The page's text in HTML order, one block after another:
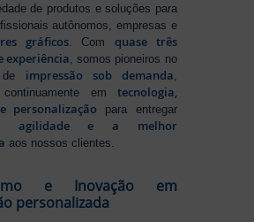
de produtos e soluções para
autônomos, empresas e
gráficos. Comquase três
experiência , somos pioneiros no
de impressão sob demanda
continuamente em tecnologia,
personalização para entregar
agilidade e a melhor
aos nossos clientes.
e Inovação em
personalizada